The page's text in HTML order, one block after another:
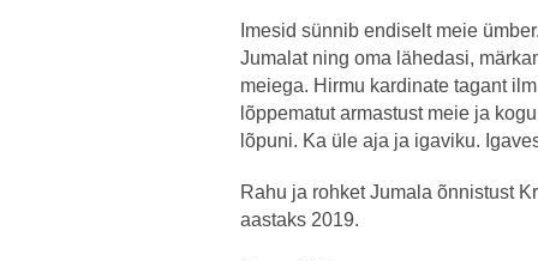
Imesid sünnib endiselt meie
Jumalat ning oma lähedasi,
meiega. Hirmu kardinate tagant
lõppematut armastust meie ja
lõpuni. Ka üle aja ja igaviku.
Rahu ja rohket Jumala õnnistust
aastaks 2019.